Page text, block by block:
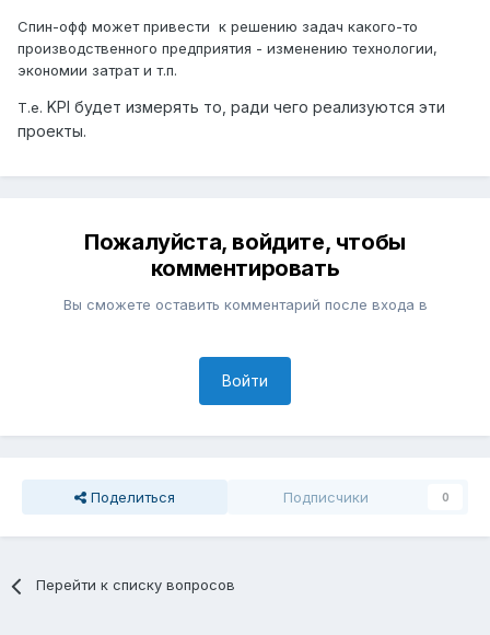
Спин-офф может привести к решению задач какого-то
производственного предприятия - изменению технологии,
экономии затрат и т.п.
Т.е. KPI будет измерять то, ради чего реализуются эти
проекты.
Пожалуйста, войдите, чтобы
комментировать
Вы сможете оставить комментарий после входа в
Войти
Поделиться Подписчики 0
Перейти к списку вопросов